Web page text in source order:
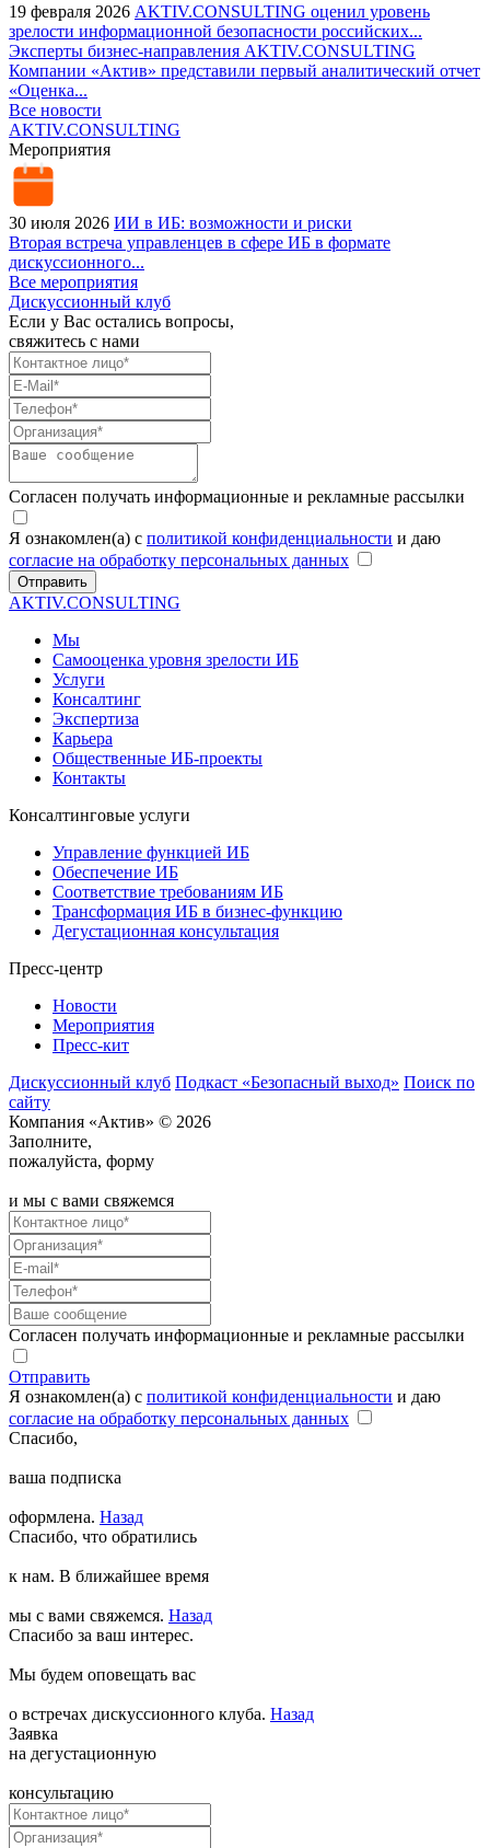
19 февраля 2026 AKTIV.CONSULTING оценил уровень
зрелости информационной безопасности российских...
Эксперты бизнес-направления AKTIV.CONSULTING
Компании «Актив» представили первый аналитический отчет
«Оценка...
Все новости
AKTIV.CONSULTING
Мероприятия
30 июля 2026 ИИ в ИБ: возможности и риски
Вторая встреча управленцев в сфере ИБ в формате
дискуссионного...
Все мероприятия
Дискуссионный клуб
Если у Вас остались вопросы,
свяжитесь с нами
Согласен получать информационные и рекламные рассылки
Я ознакомлен(а) с политикой конфиденциальности и даю
согласие на обработку персональных данных
Отправить
AKTIV.CONSULTING
Мы
Самооценка уровня зрелости ИБ
Услуги
Консалтинг
Экспертиза
Карьера
Общественные ИБ-проекты
Контакты
Консалтинговые услуги
Управление функцией ИБ
Обеспечение ИБ
Соответствие требованиям ИБ
Трансформация ИБ в бизнес-функцию
Дегустационная консультация
Пресс-центр
Новости
Мероприятия
Пресс-кит
Дискуссионный клуб Подкаст «Безопасный выход» Поиск по
сайту
Компания «Актив» © 2026
Заполните,
пожалуйста, форму
и мы с вами свяжемся
Согласен получать информационные и рекламные рассылки
Отправить
Я ознакомлен(а) с политикой конфиденциальности и даю
согласие на обработку персональных данных
Спасибо,
ваша подписка
оформлена. Назад
Спасибо, что обратились
к нам. В ближайшее время
мы с вами свяжемся. Назад
Спасибо за ваш интерес.
Мы будем оповещать вас
о встречах дискуссионного клуба. Назад
Заявка
на дегустационную
консультацию